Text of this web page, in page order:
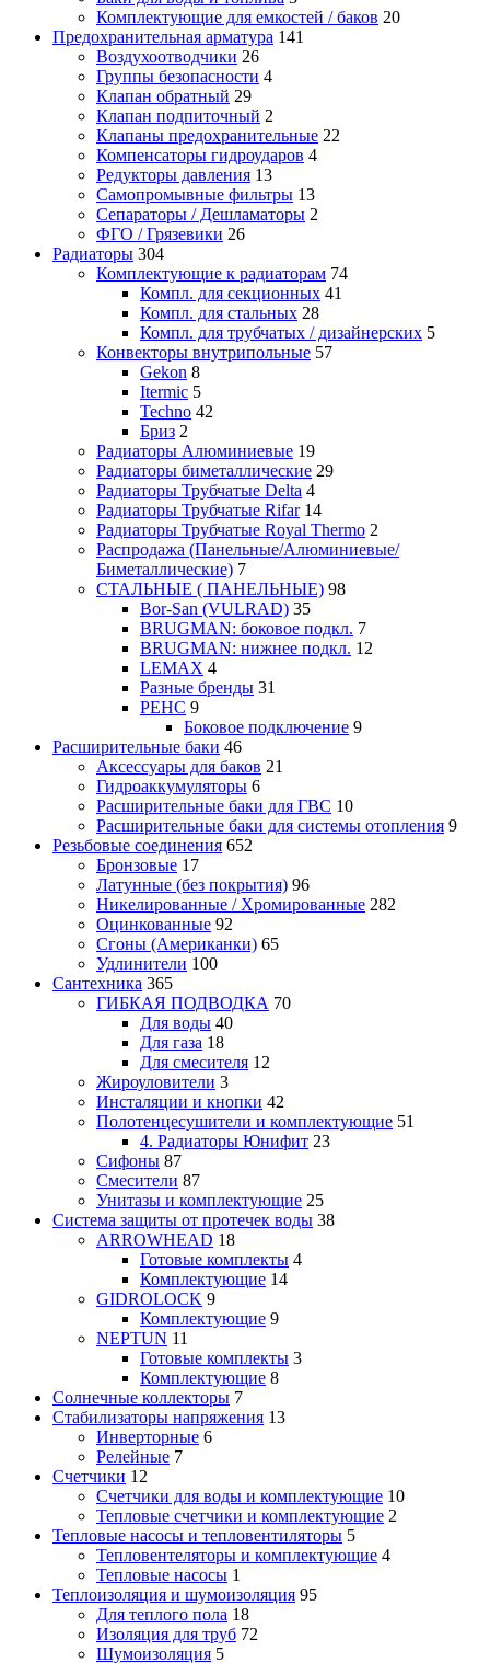
Комплектующие для емкостей / баков 20
Предохранительная арматура 141
Воздухоотводчики 26
Группы безопасности 4
Клапан обратный 29
Клапан подпиточный 2
Клапаны предохранительные 22
Компенсаторы гидроударов 4
Редукторы давления 13
Самопромывные фильтры 13
Сепараторы / Дешламаторы 2
ФГО / Грязевики 26
Радиаторы 304
Комплектующие к радиаторам 74
Компл. для секционных 41
Компл. для стальных 28
Компл. для трубчатых / дизайнерских 5
Конвекторы внутрипольные 57
Gekon 8
Itermic 5
Techno 42
Бриз 2
Радиаторы Алюминиевые 19
Радиаторы биметаллические 29
Радиаторы Трубчатые Delta 4
Радиаторы Трубчатые Rifar 14
Радиаторы Трубчатые Royal Thermo 2
Распродажа (Панельные/Алюминиевые/
Биметаллические) 7
СТАЛЬНЫЕ ( ПАНЕЛЬНЫЕ) 98
Bor-San (VULRAD) 35
BRUGMAN: боковое подкл. 7
BRUGMAN: нижнее подкл. 12
LEMAX 4
Разные бренды 31
РЕНС 9
Боковое подключение 9
Расширительные баки 46
Аксессуары для баков 21
Гидроаккумуляторы 6
Расширительные баки для ГВС 10
Расширительные баки для системы отопления 9
Резьбовые соединения 652
Бронзовые 17
Латунные (без покрытия) 96
Никелированные / Хромированные 282
Оцинкованные 92
Сгоны (Американки) 65
Удлинители 100
Сантехника 365
ГИБКАЯ ПОДВОДКА 70
Для воды 40
Для газа 18
Для смесителя 12
Жироуловители 3
Инсталяции и кнопки 42
Полотенцесушители и комплектующие 51
4. Радиаторы Юнифит 23
Сифоны 87
Смесители 87
Унитазы и комплектующие 25
Система защиты от протечек воды 38
ARROWHEAD 18
Готовые комплекты 4
Комплектующие 14
GIDROLOCK 9
Комплектующие 9
NEPTUN 11
Готовые комплекты 3
Комплектующие 8
Солнечные коллекторы 7
Стабилизаторы напряжения 13
Инверторные 6
Релейные 7
Счетчики 12
Счетчики для воды и комплектующие 10
Тепловые счетчики и комплектующие 2
Тепловые насосы и тепловентиляторы 5
Тепловентеляторы и комплектующие 4
Тепловые насосы 1
Теплоизоляция и шумоизоляция 95
Для теплого пола 18
Изоляция для труб 72
Шумоизоляция 5